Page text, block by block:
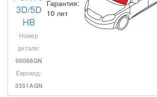
3D/5D
HB
Номер
детали:
00066GN
Еврокод:
3351AGN
Гарантия:
10 лет